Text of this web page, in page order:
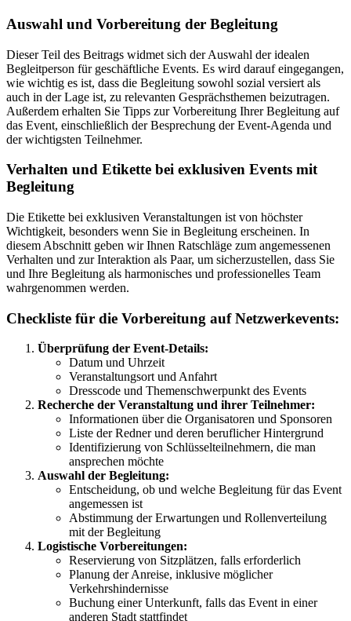
Auswahl und Vorbereitung der Begleitung
Dieser Teil des Beitrags widmet sich der Auswahl der idealen
Begleitperson für geschäftliche Events. Es wird darauf eingegangen,
wie wichtig es ist, dass die Begleitung sowohl sozial versiert als
auch in der Lage ist, zu relevanten Gesprächsthemen beizutragen.
Außerdem erhalten Sie Tipps zur Vorbereitung Ihrer Begleitung auf
das Event, einschließlich der Besprechung der Event-Agenda und
der wichtigsten Teilnehmer.
Verhalten und Etikette bei exklusiven Events mit
Begleitung
Die Etikette bei exklusiven Veranstaltungen ist von höchster
Wichtigkeit, besonders wenn Sie in Begleitung erscheinen. In
diesem Abschnitt geben wir Ihnen Ratschläge zum angemessenen
Verhalten und zur Interaktion als Paar, um sicherzustellen, dass Sie
und Ihre Begleitung als harmonisches und professionelles Team
wahrgenommen werden.
Checkliste für die Vorbereitung auf Netzwerkevents:
Überprüfung der Event-Details:
Datum und Uhrzeit
Veranstaltungsort und Anfahrt
Dresscode und Themenschwerpunkt des Events
Recherche der Veranstaltung und ihrer Teilnehmer:
Informationen über die Organisatoren und Sponsoren
Liste der Redner und deren beruflicher Hintergrund
Identifizierung von Schlüsselteilnehmern, die man
ansprechen möchte
Auswahl der Begleitung:
Entscheidung, ob und welche Begleitung für das Event
angemessen ist
Abstimmung der Erwartungen und Rollenverteilung
mit der Begleitung
Logistische Vorbereitungen:
Reservierung von Sitzplätzen, falls erforderlich
Planung der Anreise, inklusive möglicher
Verkehrshindernisse
Buchung einer Unterkunft, falls das Event in einer
anderen Stadt stattfindet